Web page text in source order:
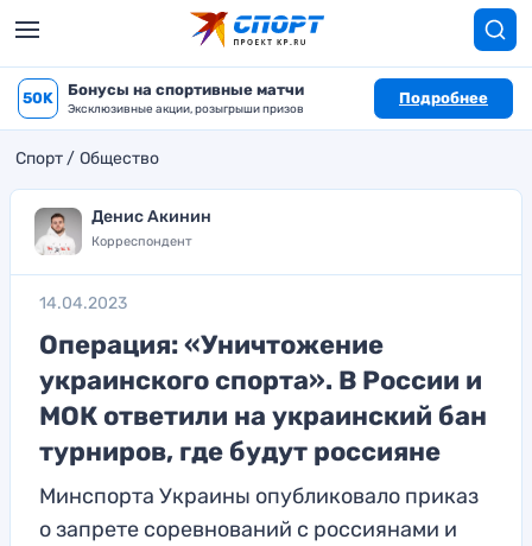
50K Бонусы на спортивные матчи
Эксклюзивные акции, розыгрыши призов
Подробнее
Спорт Общество
Денис Акинин
Корреспондент
14.04.2023
Операция: «Уничтожение
украинского спорта». В России и
МОК ответили на украинский бан
турниров, где будут россияне
Минспорта Украины опубликовало приказ
о запрете соревнований с россиянами и